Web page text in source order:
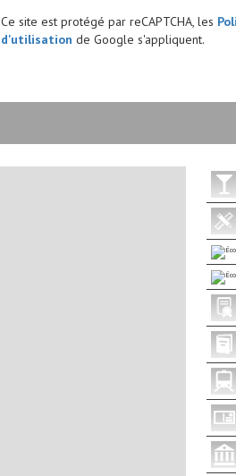
Ce site est protégé par reCAPTCHA, les
d'utilisation de Google s'appliquent.